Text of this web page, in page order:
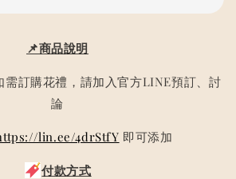
📌商品說明
需訂購花禮，請加入官方LINE預訂、討
論
lin.ee/4drStfY 即可添加
付款方式